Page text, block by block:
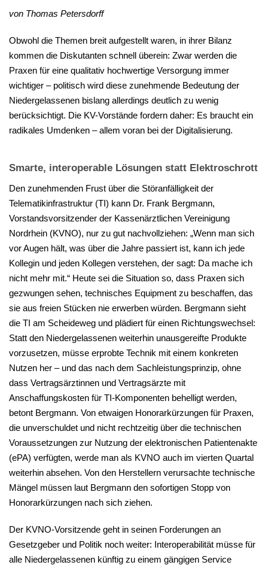
von Thomas Petersdorff
Obwohl die Themen breit aufgestellt waren, in ihrer Bilanz
kommen die Diskutanten schnell überein: Zwar werden die
Praxen für eine qualitativ hochwertige Versorgung immer
wichtiger – politisch wird diese zunehmende Bedeutung der
Niedergelassenen bislang allerdings deutlich zu wenig
berücksichtigt. Die KV-Vorstände fordern daher: Es braucht ein
radikales Umdenken – allem voran bei der Digitalisierung.
Smarte, interoperable Lösungen statt Elektroschrott
Den zunehmenden Frust über die Störanfälligkeit der
Telematikinfrastruktur (TI) kann Dr. Frank Bergmann,
Vorstandsvorsitzender der Kassenärztlichen Vereinigung
Nordrhein (KVNO), nur zu gut nachvollziehen: „Wenn man sich
vor Augen hält, was über die Jahre passiert ist, kann ich jede
Kollegin und jeden Kollegen verstehen, der sagt: Da mache ich
nicht mehr mit.“ Heute sei die Situation so, dass Praxen sich
gezwungen sehen, technisches Equipment zu beschaffen, das
sie aus freien Stücken nie erwerben würden. Bergmann sieht
die TI am Scheideweg und plädiert für einen Richtungswechsel:
Statt den Niedergelassenen weiterhin unausgereifte Produkte
vorzusetzen, müsse erprobte Technik mit einem konkreten
Nutzen her – und das nach dem Sachleistungsprinzip, ohne
dass Vertragsärztinnen und Vertragsärzte mit
Anschaffungskosten für TI-Komponenten behelligt werden,
betont Bergmann. Von etwaigen Honorarkürzungen für Praxen,
die unverschuldet und nicht rechtzeitig über die technischen
Voraussetzungen zur Nutzung der elektronischen Patientenakte
(ePA) verfügten, werde man als KVNO auch im vierten Quartal
weiterhin absehen. Von den Herstellern verursachte technische
Mängel müssen laut Bergmann den sofortigen Stopp von
Honorarkürzungen nach sich ziehen.
Der KVNO-Vorsitzende geht in seinen Forderungen an
Gesetzgeber und Politik noch weiter: Interoperabilität müsse für
alle Niedergelassenen künftig zu einem gängigen Service